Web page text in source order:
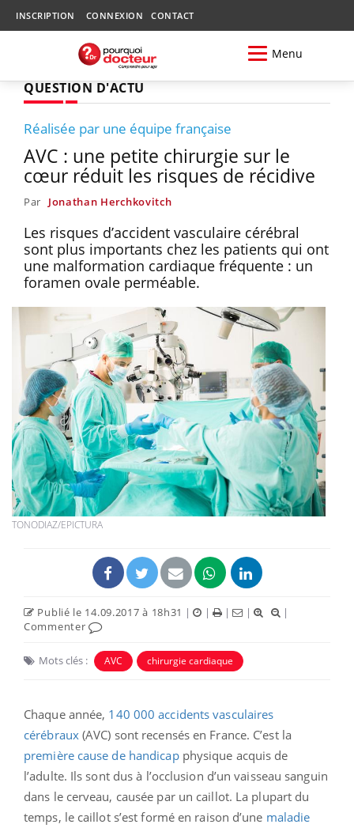
INSCRIPTION CONNEXION CONTACT
Menu
QUESTION D'ACTU
Réalisée par une équipe française
AVC : une petite chirurgie sur le
cœur réduit les risques de récidive
Par Jonathan Herchkovitch
Les risques d’accident vasculaire cérébral
sont plus importants chez les patients qui ont
une malformation cardiaque fréquente : un
foramen ovale perméable.
TONODIAZ/EPICTURA
Publié le 14.09.2017 à 18h31 | | | |
|
Commenter
Mots clés : AVC chirurgie cardiaque
Chaque année, 140 000 accidents vasculaires
cérébraux(AVC) sont recensés en France. C’est la
première cause de handicapphysique acquis de
l’adulte. Ils sont dus à l’occlusion d’un vaisseau sanguin
dans le cerveau, causée par un caillot. La plupart du
temps, le caillot s’est formé en raison d’une maladie